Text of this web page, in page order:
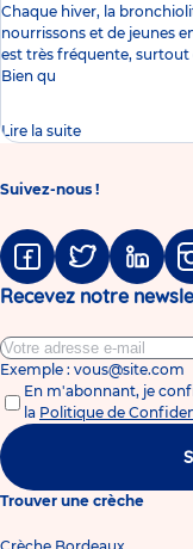
Chaque hiver, la
nourrissons et de jeunes
est très fréquente, surtout
Bien qu
Lire la suite
Suivez-nous !
FacebookTwitter Linkedin
Recevez notre
Exemple : vous@site.com
En m'abonnant, je
la Politique de
Trouver une crèche